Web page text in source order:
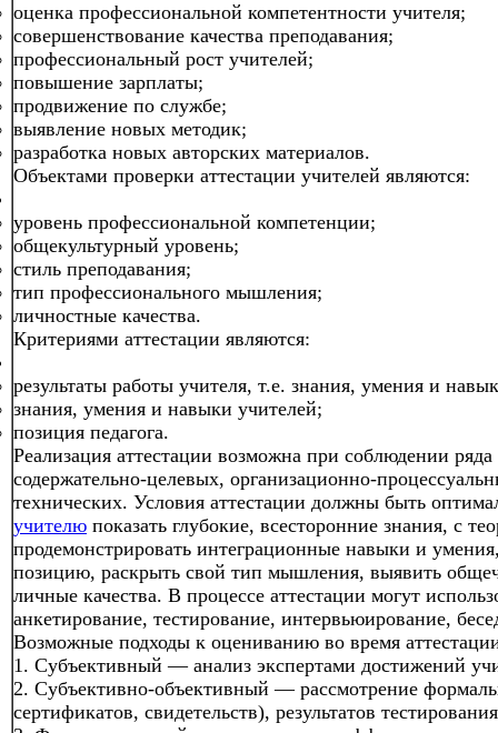
оценка профессиональной компетентности учителя;
совершенствование качества преподавания;
профессиональный рост учителей;
повышение зарплаты;
продвижение по службе;
выявление новых методик;
разработка новых авторских материалов.
Объектами проверки аттестации учителей являются:
уровень профессиональной компетенции;
общекультурный уровень;
стиль преподавания;
тип профессионального мышления;
личностные качества.
Критериями аттестации являются:
результаты работы учителя, т.е. знания, умения и
знания, умения и навыки учителей;
позиция педагога.
Реализация аттестации возможна при соблюдении
содержательно-целевых, организационно-
технических. Условия аттестации должны быть
учителю показать глубокие, всесторонние знания, с
продемонстрировать интеграционные навыки и
позицию, раскрыть свой тип мышления, выявить
личные качества. В процессе аттестации могут
анкетирование, тестирование, интервьюирование,
Возможные подходы к оцениванию во время
1. Субъективный — анализ экспертами достижений
2. Субъективно-объективный — рассмотрение
сертификатов, свидетельств), результатов